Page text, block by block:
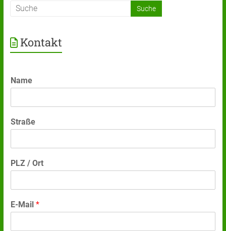
Kontakt
Name
Straße
PLZ / Ort
E-Mail *